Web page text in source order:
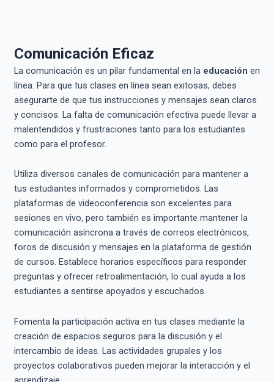
Comunicación Eficaz
La comunicación es un pilar fundamental en la educación en
línea. Para que tus clases en línea sean exitosas, debes
asegurarte de que tus instrucciones y mensajes sean claros
y concisos. La falta de comunicación efectiva puede llevar a
malentendidos y frustraciones tanto para los estudiantes
como para el profesor.
Utiliza diversos canales de comunicación para mantener a
tus estudiantes informados y comprometidos. Las
plataformas de videoconferencia son excelentes para
sesiones en vivo, pero también es importante mantener la
comunicación asíncrona a través de correos electrónicos,
foros de discusión y mensajes en la plataforma de gestión
de cursos. Establece horarios específicos para responder
preguntas y ofrecer retroalimentación, lo cual ayuda a los
estudiantes a sentirse apoyados y escuchados.
Fomenta la participación activa en tus clases mediante la
creación de espacios seguros para la discusión y el
intercambio de ideas. Las actividades grupales y los
proyectos colaborativos pueden mejorar la interacción y el